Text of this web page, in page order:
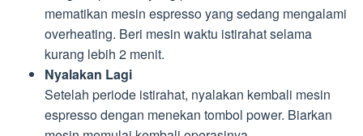
mematikan mesin espresso yang sedang mengalami
overheating. Beri mesin waktu istirahat selama
kurang lebih 2 menit.
Nyalakan Lagi
Setelah periode istirahat, nyalakan kembali mesin
espresso dengan menekan tombol power. Biarkan